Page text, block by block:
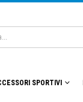
SPORTIVI